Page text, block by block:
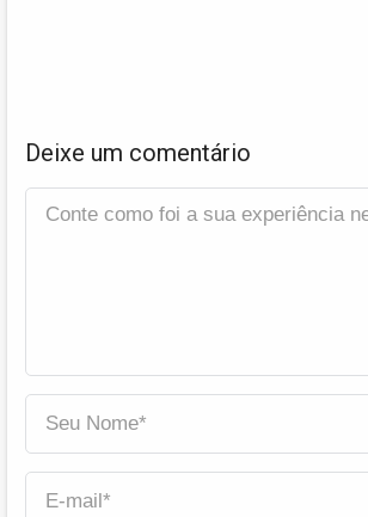
Deixe um comentário